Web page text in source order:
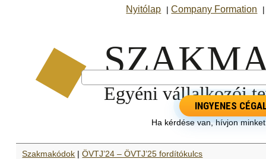
Nyitólap |Company Formation
INGYENES
Ha kérdése van, hívjon
Szakmakódok |ÖVTJ’24 – ÖVTJ’25 fordítókulcs